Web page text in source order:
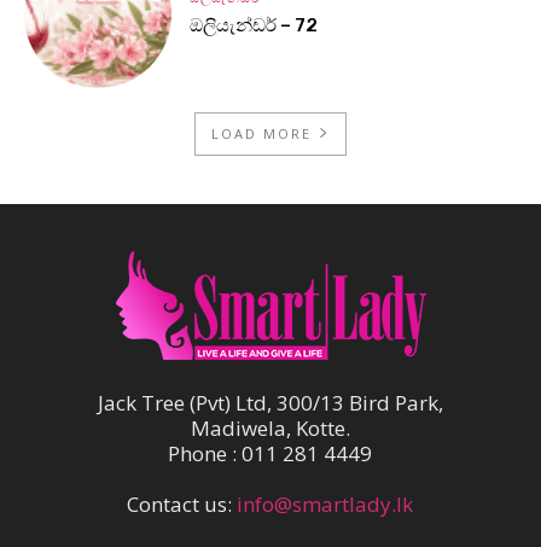
ඔලියැන්ඩර් – 72
LOAD MORE
Jack Tree (Pvt) Ltd, 300/13 Bird Park,
Madiwela, Kotte.
Phone : 011 281 4449
Contact us: info@smartlady.lk